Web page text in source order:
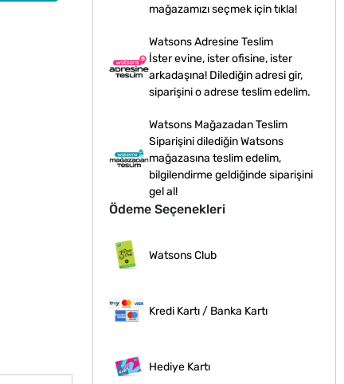
mağazamızı seçmek için tıkla!
Watsons Adresine Teslim
İster evine, ister ofisine, ister
arkadaşına! Dilediğin adresi gir,
siparişini o adrese teslim edelim.
Watsons Mağazadan Teslim
Siparişini dilediğin Watsons
mağazasına teslim edelim,
bilgilendirme geldiğinde siparişini
gel al!
Ödeme Seçenekleri
Watsons Club
Kredi Kartı / Banka Kartı
Hediye Kartı